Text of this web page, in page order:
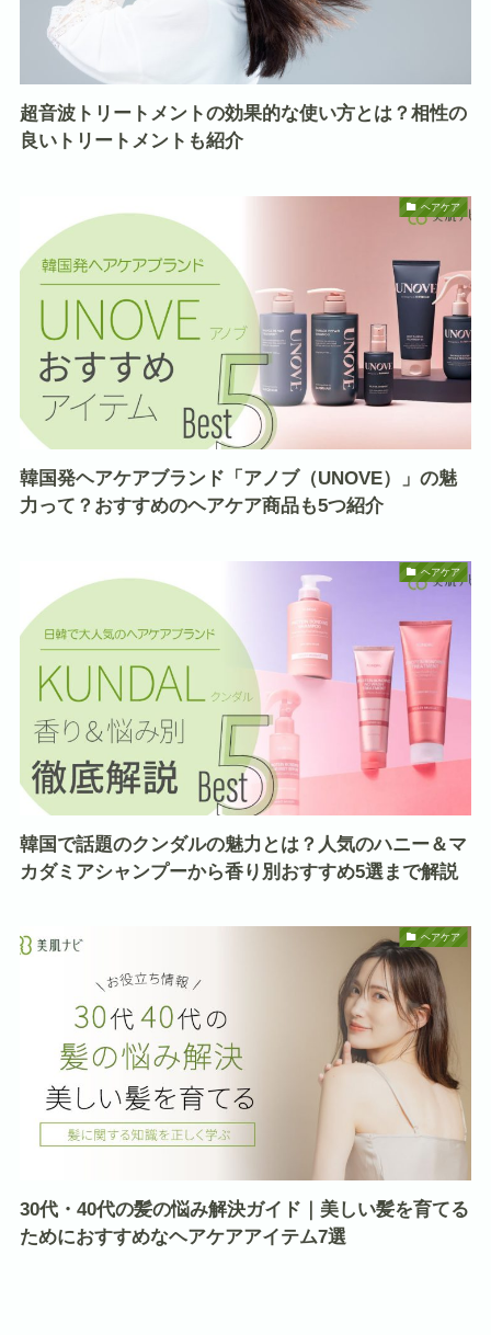
超音波トリートメントの効果的な使い方とは？相性の
良いトリートメントも紹介
ヘアケア
韓国発ヘアケアブランド「アノブ（UNOVE）」の魅
力って？おすすめのヘアケア商品も5つ紹介
ヘアケア
韓国で話題のクンダルの魅力とは？人気のハニー＆マ
カダミアシャンプーから香り別おすすめ5選まで解説
ヘアケア
30代・40代の髪の悩み解決ガイド｜美しい髪を育てる
ためにおすすめなヘアケアアイテム7選